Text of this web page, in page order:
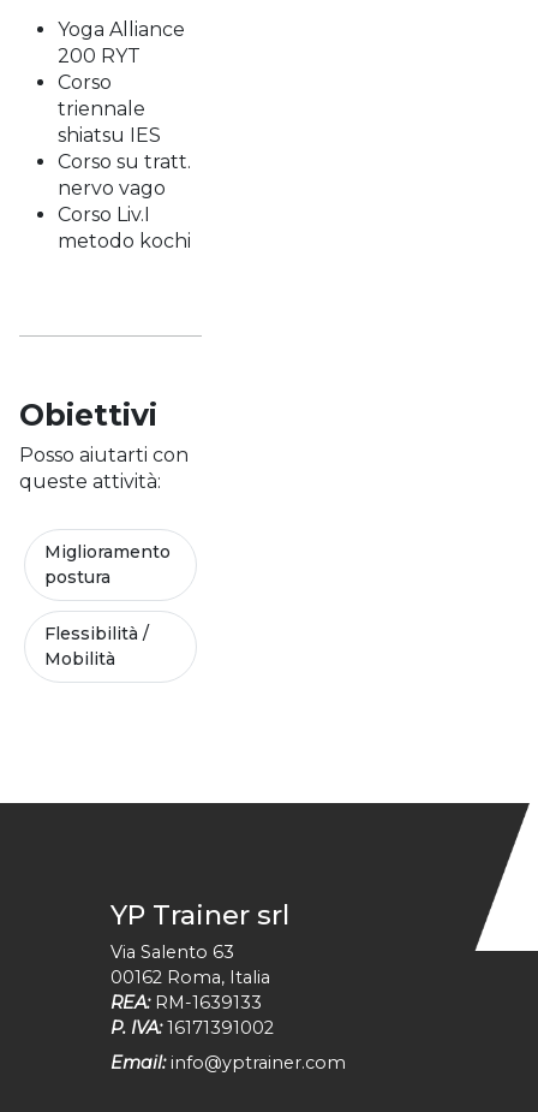
Yoga Alliance
200 RYT
Corso
triennale
shiatsu IES
Corso su tratt.
nervo vago
Corso Liv.I
metodo kochi
Obiettivi
Posso aiutarti con
queste attività:
Miglioramento
postura
Flessibilità /
Mobilità
YP Trainer srl
Via Salento 63
00162 Roma, Italia
REA: RM-1639133
P. IVA: 16171391002
Email: info@yptrainer.com